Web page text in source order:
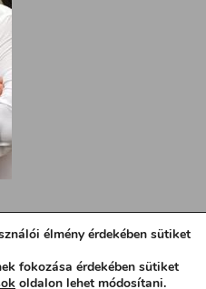
élmény érdekében sütiket
fokozása érdekében sütiket
oldalon lehet módosítani.